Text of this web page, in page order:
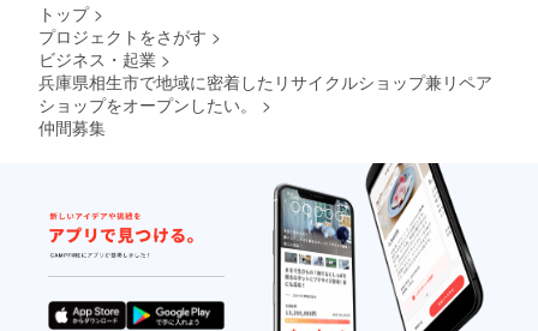
トップ >
プロジェクトをさがす >
ビジネス・起業 >
兵庫県相生市で地域に密着したリサイクルショップ兼リペア
ショップをオープンしたい。
>
仲間募集